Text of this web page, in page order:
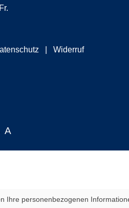
Widerruf
A
Ihre personenbezogenen